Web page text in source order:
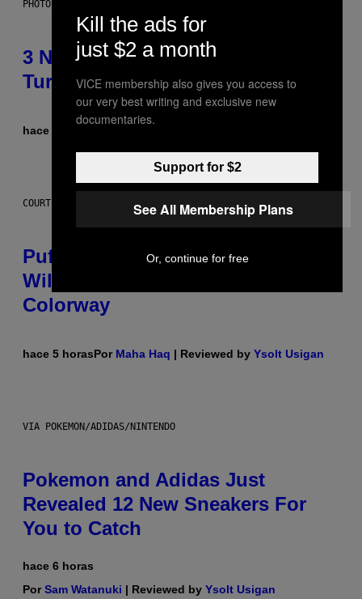
PHOTO BY NIELS VAN IPEREN/GETTY IMAGES
3 No-Skip Britpop Albums
Turning 30 This Year
hace 4 horas
COURTESY OF PUFFCO
Puffco Went Full Gamer With Its
Wild New Plasma Peak Pro
Colorway
hace 5 horasPor Maha Haq | Reviewed by Ysolt Usigan
VIA POKEMON/ADIDAS/NINTENDO
Pokemon and Adidas Just
Revealed 12 New Sneakers For
You to Catch
hace 6 horas
PorSam Watanuki | Reviewed by Ysolt Usigan
Kill the ads for
just $2 a month
VICE membership also gives you access to
our very best writing and exclusive new
documentaries.
Support for $2
See All Membership Plans
Or, continue for free